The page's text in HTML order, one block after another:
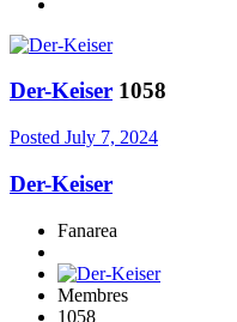
Der-Keiser 1058
Posted July 7, 2024
Der-Keiser
Fanarea
Membres
1058